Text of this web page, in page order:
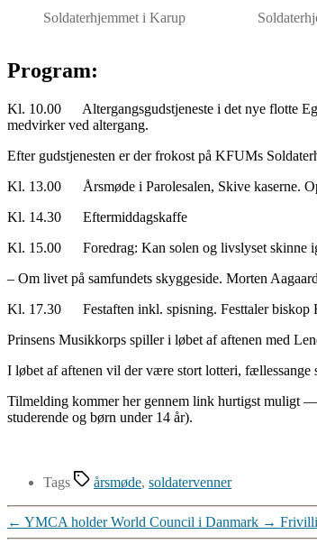
Soldaterhjemmet i Karup
Program:
Kl. 10.00 Altergangsgudstjeneste i det nye flotte
medvirker ved altergang.
Efter gudstjenesten er der frokost på KFUMs
Kl. 13.00 Årsmøde i Parolesalen, Skive kaserne.
Kl. 14.30 Eftermiddagskaffe
Kl. 15.00 Foredrag: Kan solen og livslyset skinne
– Om livet på samfundets skyggeside. Morten
Kl. 17.30 Festaften inkl. spisning. Festtaler biskop
Prinsens Musikkorps spiller i løbet af aftenen med
I løbet af aftenen vil der være stort lotteri,
Tilmelding kommer her gennem link hurtigst
studerende og børn under 14 år).
Tags årsmøde, soldatervenner
← YMCA holder World Council i Danmark →